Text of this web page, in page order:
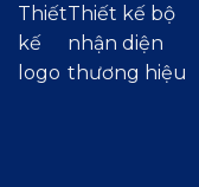
Thiết
kế
logo
Thiết kế bộ
nhận diện
thương hiệu